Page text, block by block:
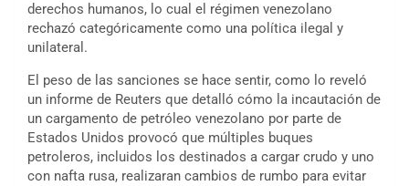
derechos humanos, lo cual el régimen venezolano
rechazó categóricamente como una política ilegal y
unilateral.
El peso de las sanciones se hace sentir, como lo reveló
un informe de Reuters que detalló cómo la incautación de
un cargamento de petróleo venezolano por parte de
Estados Unidos provocó que múltiples buques
petroleros, incluidos los destinados a cargar crudo y uno
con nafta rusa, realizaran cambios de rumbo para evitar